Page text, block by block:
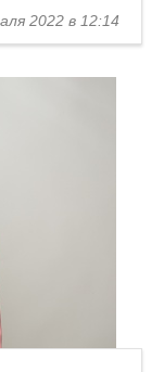
2022 в 12:14